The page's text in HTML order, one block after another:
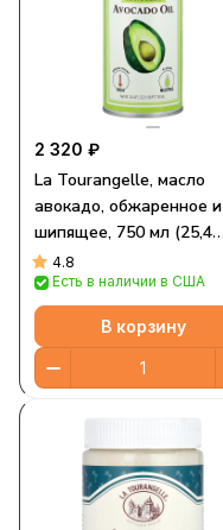
2 320 ₽
La Tourangelle, масло
авокадо, обжаренное и
шипящее, 750 мл (25,4
жидк. унции)
4.8
Есть в наличии в США
В корзину